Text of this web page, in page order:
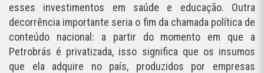
esses investimentos em saúde e educação. Outra
decorrência importante seria o fim da chamada política de
conteúdo nacional: a partir do momento em que a
Petrobrás é privatizada, isso significa que os insumos
que ela adquire no país, produzidos por empresas